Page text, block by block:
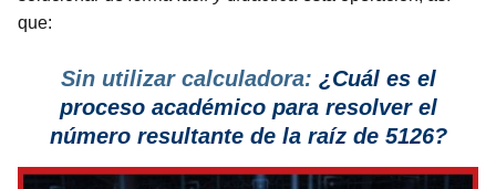
que:
Sin utilizar calculadora: ¿Cuál es el
proceso académico para resolver el
número resultante de la raíz de 5126?